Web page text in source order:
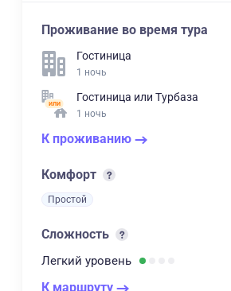
Проживание во время тура
Гостиница
1 ночь
Гостиница или Турбаза
1 ночь
К проживанию
Комфорт
Простой
Сложность
Легкий уровень
К маршруту